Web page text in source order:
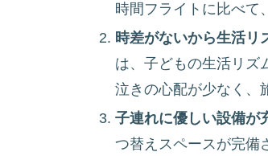
時間フライトに比べて
時差がないから生活リ
は、子どもの生活リズ
泣きの心配が少なく、
子連れに優しい設備が
つ替えスペースが完備